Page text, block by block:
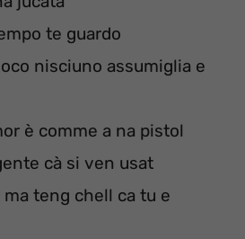
te guardo
nisciuno assumiglia e
è comme a na pistol
cà si ven usat
teng chell ca tu e